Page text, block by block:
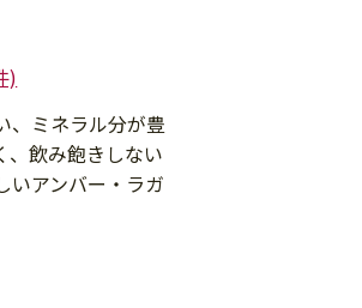
)
、ミネラル分が豊
、飲み飽きしない
いアンバー・ラガ